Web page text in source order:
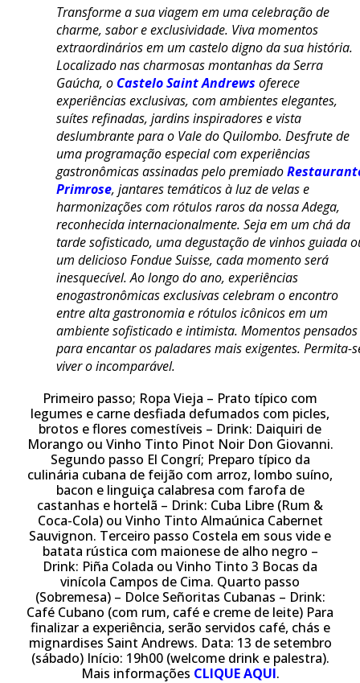
Transforme a sua viagem em uma celebração de
charme, sabor e exclusividade. Viva momentos
extraordinários em um castelo digno da sua história.
Localizado nas charmosas montanhas da Serra
Gaúcha, o Castelo Saint Andrews oferece
experiências exclusivas, com ambientes elegantes,
suítes refinadas, jardins inspiradores e vista
deslumbrante para o Vale do Quilombo. Desfrute de
uma programação especial com experiências
gastronômicas assinadas pelo premiado
Primrose, jantares temáticos à luz de velas e
harmonizações com rótulos raros da nossa Adega,
reconhecida internacionalmente. Seja em um chá da
tarde sofisticado, uma degustação de vinhos guiada
um delicioso Fondue Suisse, cada momento será
inesquecível. Ao longo do ano, experiências
enogastronômicas exclusivas celebram o encontro
entre alta gastronomia e rótulos icônicos em um
ambiente sofisticado e intimista. Momentos pensados
para encantar os paladares mais exigentes. Permita-
viver o incomparável.
Primeiro passo; Ropa Vieja – Prato típico com
legumes e carne desfiada defumados com picles,
brotos e flores comestíveis – Drink: Daiquiri de
Morango ou Vinho Tinto Pinot Noir Don Giovanni.
Segundo passo El Congrí; Preparo típico da
culinária cubana de feijão com arroz, lombo suíno,
bacon e linguiça calabresa com farofa de
castanhas e hortelã – Drink: Cuba Libre (Rum &
Coca-Cola) ou Vinho Tinto Almaúnica Cabernet
Sauvignon. Terceiro passo Costela em sous vide e
batata rústica com maionese de alho negro –
Drink: Piña Colada ou Vinho Tinto 3 Bocas da
vinícola Campos de Cima. Quarto passo
(Sobremesa) – Dolce Señoritas Cubanas – Drink:
Café Cubano (com rum, café e creme de leite) Para
finalizar a experiência, serão servidos café, chás e
mignardises Saint Andrews. Data: 13 de setembro
(sábado) Início: 19h00 (welcome drink e palestra).
Mais informações CLIQUE AQUI.